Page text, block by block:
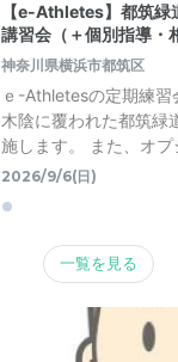
【e-Athletes】都筑緑
講習会（＋個別指導・
神奈川県横浜市都筑区
ｅ-Athletesの定期練
木陰に覆われた都筑緑
施します。 また、オ
2026/9/6(日)
一覧を見る